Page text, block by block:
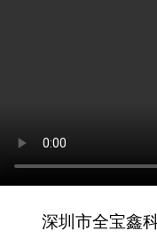
深圳市全宝鑫科